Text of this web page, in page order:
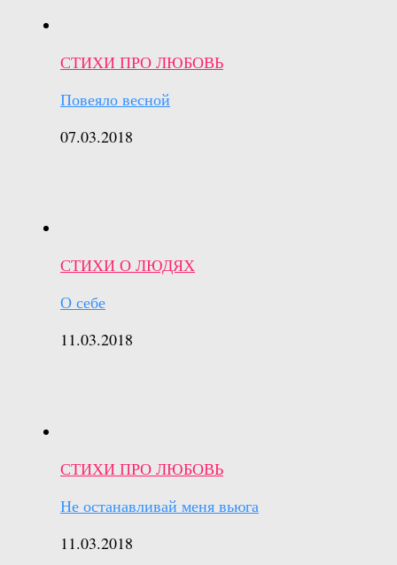
СТИХИ ПРО ЛЮБОВЬ
Повеяло весной
07.03.2018
СТИХИ О ЛЮДЯХ
О себе
11.03.2018
СТИХИ ПРО ЛЮБОВЬ
Не останавливай меня вьюга
11.03.2018